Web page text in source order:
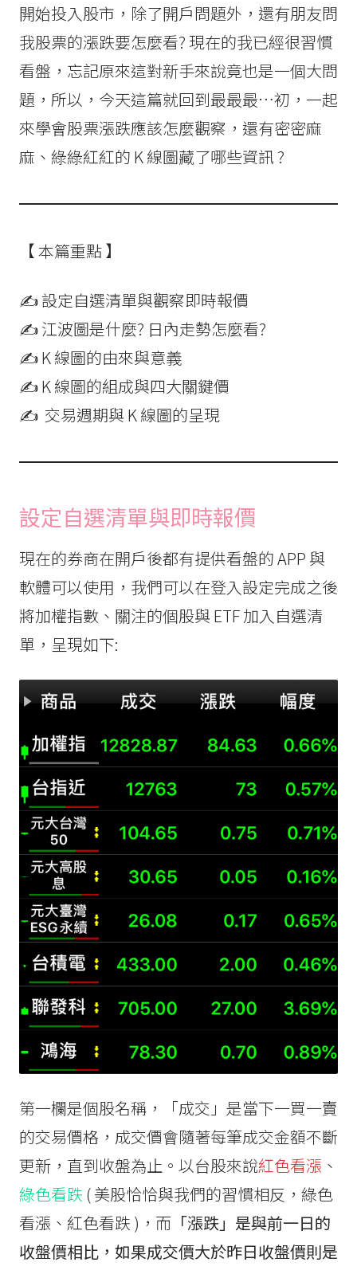
開始投入股市，除了開戶問題外，還有朋友問
我股票的漲跌要怎麼看? 現在的我已經很習慣
看盤，忘記原來這對新手來說竟也是一個大問
題，所以，今天這篇就回到最最最…初，一起
來學會股票漲跌應該怎麼觀察，還有密密麻
麻、綠綠紅紅的 K 線圖藏了哪些資訊 ?
【 本篇重點 】
✍ 設定自選清單與觀察即時報價
✍ 江波圖是什麼? 日內走勢怎麼看?
✍ K 線圖的由來與意義
✍ K 線圖的組成與四大關鍵價
✍ 交易週期與 K 線圖的呈現
設定自選清單與即時報價
現在的券商在開戶後都有提供看盤的 APP 與
軟體可以使用，我們可以在登入設定完成之後
將加權指數、關注的個股與 ETF 加入自選清
單，呈現如下:
第一欄是個股名稱，「成交」是當下一買一賣
的交易價格，成交價會隨著每筆成交金額不斷
更新，直到收盤為止。以台股來說紅色看漲 、
綠色看跌 ( 美股恰恰與我們的習慣相反，綠色
看漲、紅色看跌 )，而 「漲跌」是與前一日的
收盤價相比，如果成交價大於昨日收盤價則是